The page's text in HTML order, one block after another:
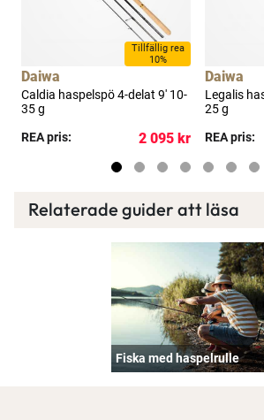
Tillfällig rea
10%
Daiwa
Caldia haspelspö 4-delat 9' 10-
35 g
REA pris:
2 095 kr
Daiwa
Legalis
25 g
REA pris:
Relaterade guider att läsa
Fiska med haspelrulle